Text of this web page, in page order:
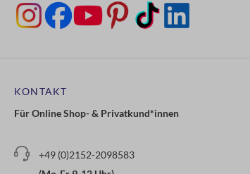
KONTAKT
Für Online Shop- & Privatkund*innen
+49 (0)2152-2098583